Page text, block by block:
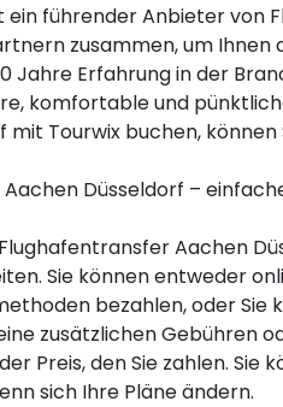
ein führender Anbieter von
zusammen, um Ihnen
Jahre Erfahrung in der
komfortable und
mit Tourwix buchen,
Aachen Düsseldorf –
Aachen
Sie können entweder
bezahlen, oder
zusätzlichen Gebühren
Preis, den Sie zahlen.
sich Ihre Pläne ändern.